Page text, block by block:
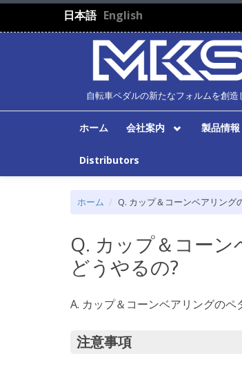
メインコンテンツに移動
日本語 English
自転車ペダルの新たなフォルムを創造
ホーム 会社案内 製品情報
Distributors
ホーム Q. カップ＆コーンベアリング
Q. カップ＆コー
どうやるの?
A. カップ＆コーンベアリングのペ
注意事項